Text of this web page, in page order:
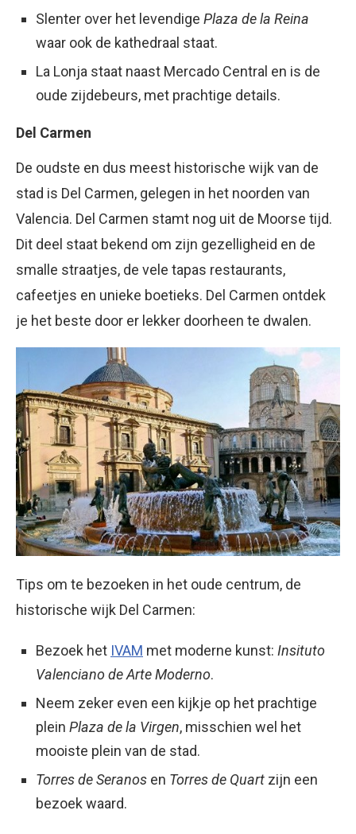
Slenter over het levendige Plaza de la Reina
waar ook de kathedraal staat.
La Lonja staat naast Mercado Central en is de
oude zijdebeurs, met prachtige details.
Del Carmen
De oudste en dus meest historische wijk van de
stad is Del Carmen, gelegen in het noorden van
Valencia. Del Carmen stamt nog uit de Moorse tijd.
Dit deel staat bekend om zijn gezelligheid en de
smalle straatjes, de vele tapas restaurants,
cafeetjes en unieke boetieks. Del Carmen ontdek
je het beste door er lekker doorheen te dwalen.
Tips om te bezoeken in het oude centrum, de
historische wijk Del Carmen:
Bezoek het IVAM met moderne kunst: Insituto
Valenciano de Arte Moderno.
Neem zeker even een kijkje op het prachtige
plein Plaza de la Virgen, misschien wel het
mooiste plein van de stad.
Torres de Seranos en Torres de Quart zijn een
bezoek waard.